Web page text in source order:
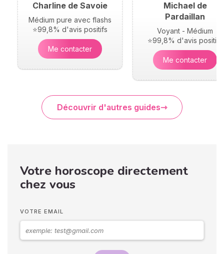
Charline de Savoie
Médium pure avec flashs
⭐99,8% d'avis positifs
Me contacter
Michael de
Pardaillan
Voyant - Médium
⭐99,8% d'avis positifs
Me contacter
Découvrir d'autres guides
Votre horoscope directement
chez vous
VOTRE EMAIL